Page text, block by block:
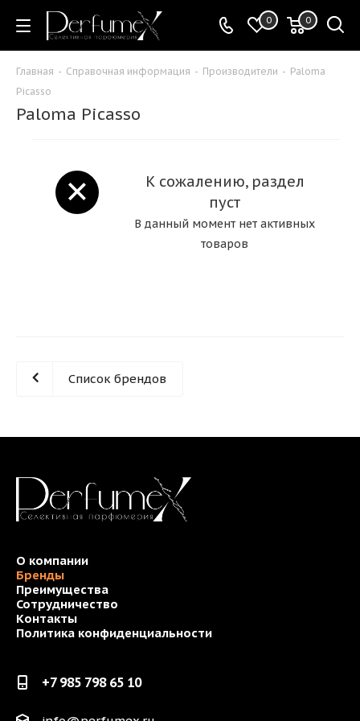
0 0
Главная - Справочная информация - Производители - Paloma
Picasso
Paloma Picasso
К сожалению, раздел
пуст
В данный момент нет активных
товаров
Список брендов
О компании
Бренды
Преимущества
Сотрудничество
Контакты
Политика конфиденциальности
+7 985 798 65 10